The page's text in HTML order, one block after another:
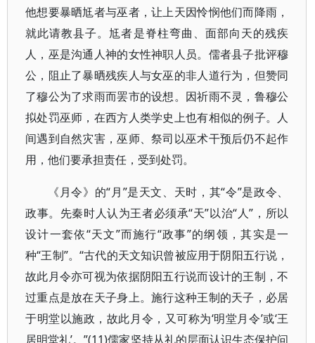
他想要暴晒尪者与巫者，让上天因怜悯他们而降雨，
就此请教县子。尪者是脊柱弯曲、面部向天的残疾
人，巫是沟通人神的女性神职人员。儒者县子批评穆
公，阻止了暴晒残疾人与女巫的非人道行为，但赞同
了穆公为了求雨而罢市的设想。因祈雨不灵，鲁穆公
拟处罚巫师，在西方人类学史上也有相似的例子。人
间遇到自然灾害，巫师、祭司以巫术干预后仍不起作
用，他们要承担责任，受到处罚。
《月令》的“月”是天文、天时，其“令”是政令、
政事。先秦时人认为王者必须承“天”以治“人”，所以
设计一套依“天文”而施行“政事”的纲领，其实是一
种“王制”。“古代的天文知识曾被应用于阴阳五行说，
故此月令亦可视为依据阴阳五行说而设计的王制，不
过重点是放在天子身上。施行这种王制的天子，必居
于明堂以施政，故此月令，又可称为‘明堂月令’或‘王
居明堂礼’。”(11)儒家坚持从礼的层面认识生态保护问